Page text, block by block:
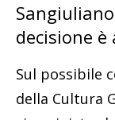
decisione è
Sul possibile
della Cultura